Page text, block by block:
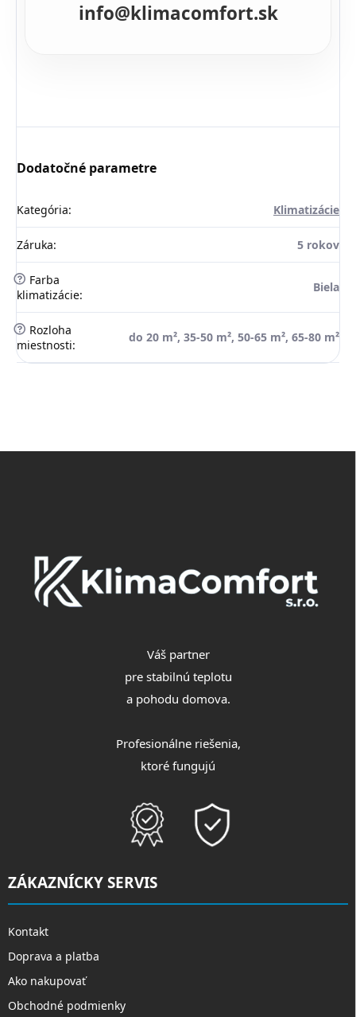
info@klimacomfort.sk
Dodatočné parametre
Kategória: Klimatizácie
Záruka: 5 rokov
? Farba
klimatizácie:
Biela
? Rozloha
miestnosti:
do 20 m², 35-50 m², 50-65 m², 65-80 m²
Váš partner
pre stabilnú teplotu
a pohodu domova.
Profesionálne riešenia,
ktoré fungujú
ZÁKAZNÍCKY SERVIS
Kontakt
Doprava a platba
Ako nakupovať
Obchodné podmienky